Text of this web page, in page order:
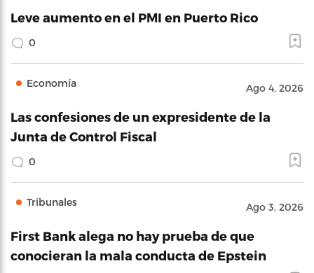
Leve aumento en el PMI en Puerto Rico
0
Economía Ago 4, 2026
Las confesiones de un expresidente de la
Junta de Control Fiscal
0
Tribunales Ago 3, 2026
First Bank alega no hay prueba de que
conocieran la mala conducta de Epstein